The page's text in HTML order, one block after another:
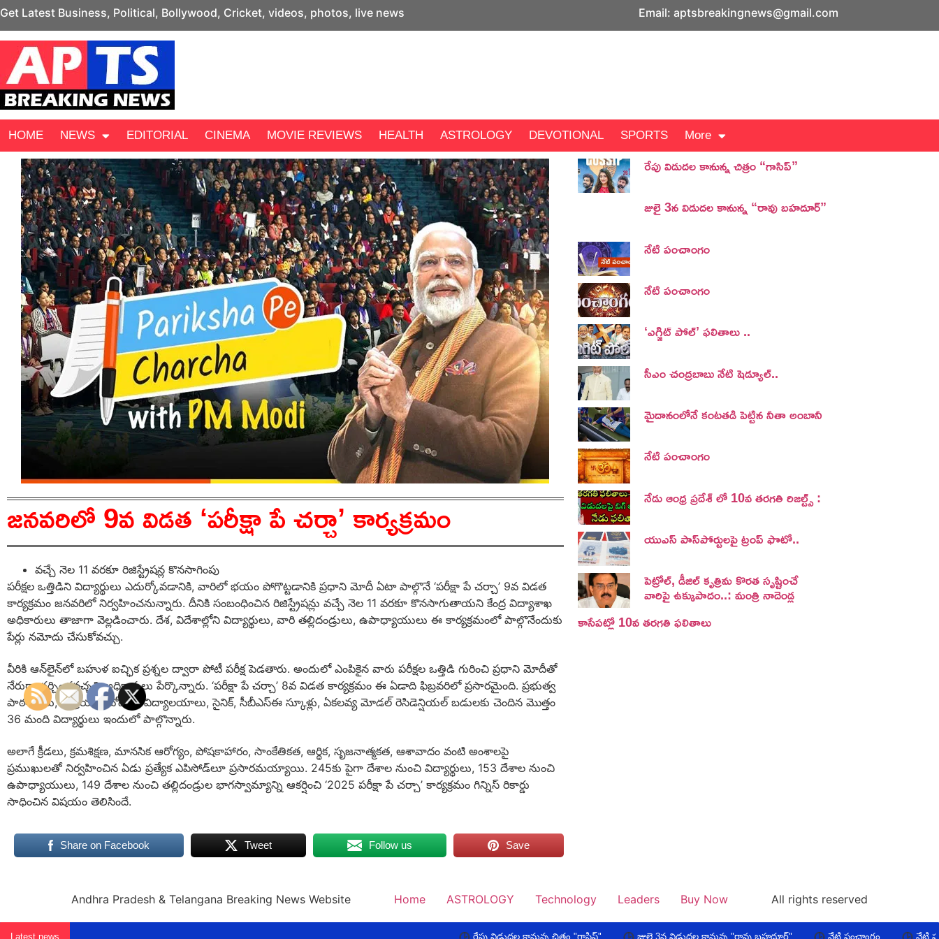
Get Latest Business, Political, Bollywood, Cricket, videos, photos, live news Email: aptsbreakingnews@gmail.com
HOME NEWS EDITORIAL CINEMA MOVIE REVIEWS HEALTH ASTROLOGY DEVOTIONAL SPORTS More
జనవరిలో 9వ విడత ‘పరీక్షా పే చర్చా’ కార్యక్రమం
వచ్చే నెల 11 వరకూ రిజిస్ట్రేషన్ల కొనసాగింపు
పరీక్షల ఒత్తిడిని విద్యార్థులు ఎదుర్కోవడానికి, వారిలో భయం పోగొట్టడానికి ప్రధాని మోదీ ఏటా పాల్గొనే ‘పరీక్షా పే చర్చా’ 9వ విడత
కార్యక్రమం జనవరిలో నిర్వహించనున్నారు. దీనికి సంబంధించిన రిజిస్ట్రేషన్లు వచ్చే నెల 11 వరకూ కొనసాగుతాయని కేంద్ర విద్యాశాఖ
అధికారులు తాజాగా వెల్లడించారు. దేశ, విదేశాల్లోని విద్యార్థులు, వారి తల్లిదండ్రులు, ఉపాధ్యాయులు ఈ కార్యక్రమంలో పాల్గొనేందుకు
పేర్లు నమోదు చేసుకోవచ్చు.
వీరికి ఆన్‌లైన్‌లో బహుళ ఐచ్ఛిక ప్రశ్నల ద్వారా పోటీ పరీక్ష పెడతారు. అందులో ఎంపికైన వారు పరీక్షల ఒత్తిడి గురించి ప్రధాని మోదీతో
నేరుగా చర్చించవచ్చని అధికారులు పేర్కొన్నారు. ‘పరీక్షా పే చర్చా’ 8వ విడత కార్యక్రమం ఈ ఏడాది ఫిబ్రవరిలో ప్రసారమైంది. ప్రభుత్వ
పాఠశాలలు, కేంద్రీయ, నవోదయ విద్యాలయాలు, సైనిక్, సీబీఎస్‌ఈ స్కూళ్లు, ఏకలవ్య మోడల్‌ రెసిడెన్షియల్‌ బడులకు చెందిన మొత్తం
36 మంది విద్యార్థులు ఇందులో పాల్గొన్నారు.
అలాగే క్రీడలు, క్రమశిక్షణ, మానసిక ఆరోగ్యం, పోషకాహారం, సాంకేతికత, ఆర్థిక, సృజనాత్మకత, ఆశావాదం వంటి అంశాలపై
ప్రముఖులతో నిర్వహించిన ఏడు ప్రత్యేక ఎపిసోడ్‌లూ ప్రసారమయ్యాయి. 245కు పైగా దేశాల నుంచి విద్యార్థులు, 153 దేశాల నుంచి
ఉపాధ్యాయులు, 149 దేశాల నుంచి తల్లిదండ్రుల భాగస్వామ్యాన్ని ఆకర్షించి ‘2025 పరీక్షా పే చర్చా’ కార్యక్రమం గిన్నిస్‌ రికార్డు
సాధించిన విషయం తెలిసిందే.
Share on Facebook Tweet Follow us Save
రేపు విడుదల కానున్న చిత్రం “గాసిప్”
జులై 3న విడుదల కానున్న “రావు బహదూర్”
నేటి పంచాంగం
నేటి పంచాంగం
‘ఎగ్జిట్ పోల్’ ఫలితాలు ..
సీఎం చంద్రబాబు నేటి షెడ్యూల్..
మైదానంలోనే కంటతడి పెట్టిన నీతా అంబానీ
నేటి పంచాంగం
నేడు ఆంధ్ర ప్రదేశ్ లో 10వ తరగతి రిజల్ట్స్ :
యుఎస్ పాస్‌పోర్టులపై ట్రంప్‌ ఫొటో..
పెట్రోల్, డీజిల్ కృత్రిమ కొరత సృష్టించే
వారిపై ఉక్కుపాదం..: మంత్రి నాదెండ్ల
కాసేపట్లో 10వ తరగతి ఫలితాలు
Andhra Pradesh & Telangana Breaking News Website Home ASTROLOGY Technology Leaders Buy Now All rights reserved